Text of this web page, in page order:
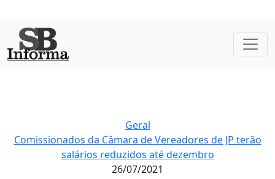
Geral
Comissionados da Câmara de Vereadores de JP terão
salários reduzidos até dezembro
26/07/2021